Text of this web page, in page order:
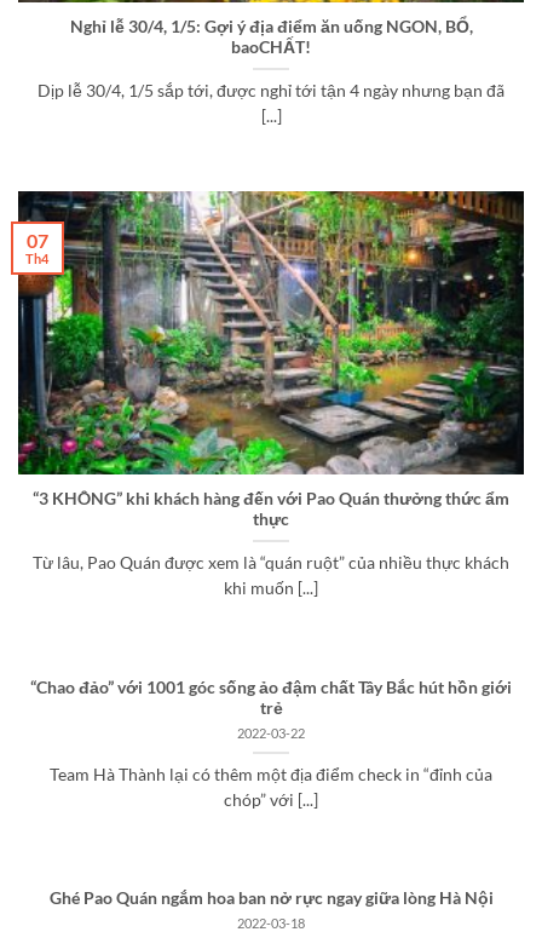
Nghỉ lễ 30/4, 1/5: Gợi ý địa điểm ăn uống NGON, BỔ,
baoCHẤT!
Dịp lễ 30/4, 1/5 sắp tới, được nghỉ tới tận 4 ngày nhưng bạn đã
[...]
“3 KHÔNG” khi khách hàng đến với Pao Quán thưởng thức ẩm
thực
Từ lâu, Pao Quán được xem là “quán ruột” của nhiều thực khách
khi muốn [...]
07
Th4
“Chao đảo” với 1001 góc sống ảo đậm chất Tây Bắc hút hồn giới
trẻ
2022-03-22
Team Hà Thành lại có thêm một địa điểm check in “đỉnh của
chóp” với [...]
Ghé Pao Quán ngắm hoa ban nở rực ngay giữa lòng Hà Nội
2022-03-18